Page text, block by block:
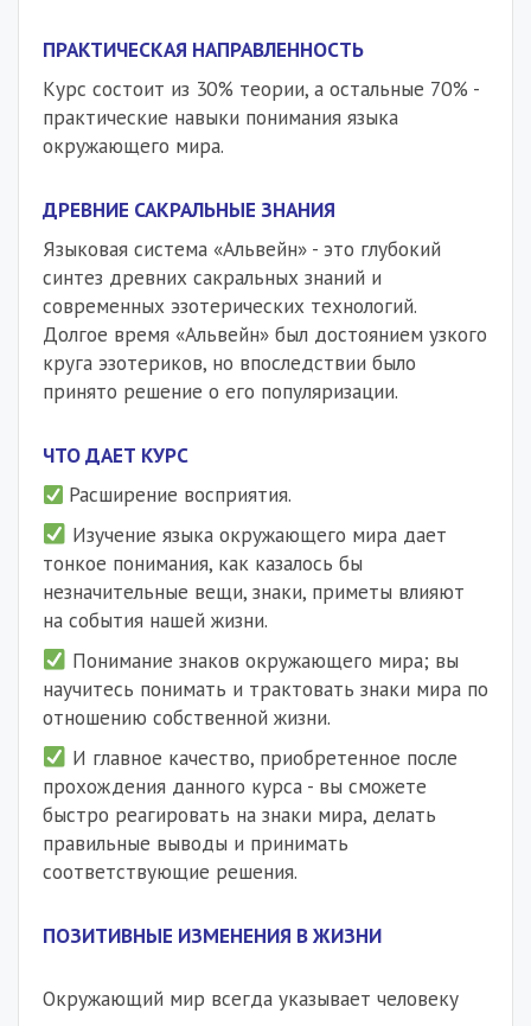
ПРАКТИЧЕСКАЯ НАПРАВЛЕННОСТЬ
Курс состоит из 30% теории, а остальные 70% -
практические навыки понимания языка
окружающего мира.
ДРЕВНИЕ САКРАЛЬНЫЕ ЗНАНИЯ
Языковая система «Альвейн» - это глубокий
синтез древних сакральных знаний и
современных эзотерических технологий.
Долгое время «Альвейн» был достоянием узкого
круга эзотериков, но впоследствии было
принято решение о его популяризации.
ЧТО ДАЕТ КУРС
Расширение восприятия.
Изучение языка окружающего мира дает
тонкое понимания, как казалось бы
незначительные вещи, знаки, приметы влияют
на события нашей жизни.
Понимание знаков окружающего мира; вы
научитесь понимать и трактовать знаки мира по
отношению собственной жизни.
И главное качество, приобретенное после
прохождения данного курса - вы сможете
быстро реагировать на знаки мира, делать
правильные выводы и принимать
соответствующие решения.
ПОЗИТИВНЫЕ ИЗМЕНЕНИЯ В ЖИЗНИ
Окружающий мир всегда указывает человеку